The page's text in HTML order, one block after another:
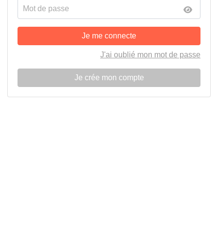
Mot de passe
Je me connecte
J'ai oublié mon mot de passe
Je crée mon compte